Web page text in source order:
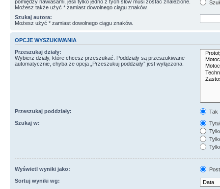
pomiędzy nawiasami, jeśli tylko jedno z tych słów musi zostać znalezione.
Możesz także użyć * zamiast dowolnego ciągu znaków.
Szukaj autora:
Możesz użyć * zamiast dowolnego ciągu znaków.
OPCJE WYSZUKIWANIA
Przeszukaj działy:
Wybierz działy, które chcesz przeszukać. Poddziały są przeszukiwane
automatycznie, chyba że opcja „Przeszukuj poddziały” jest wyłączona.
Przeszukaj poddziały:
Tak
Szukaj w:
Wyświetl wyniki jako:
Sortuj wyniki wg: